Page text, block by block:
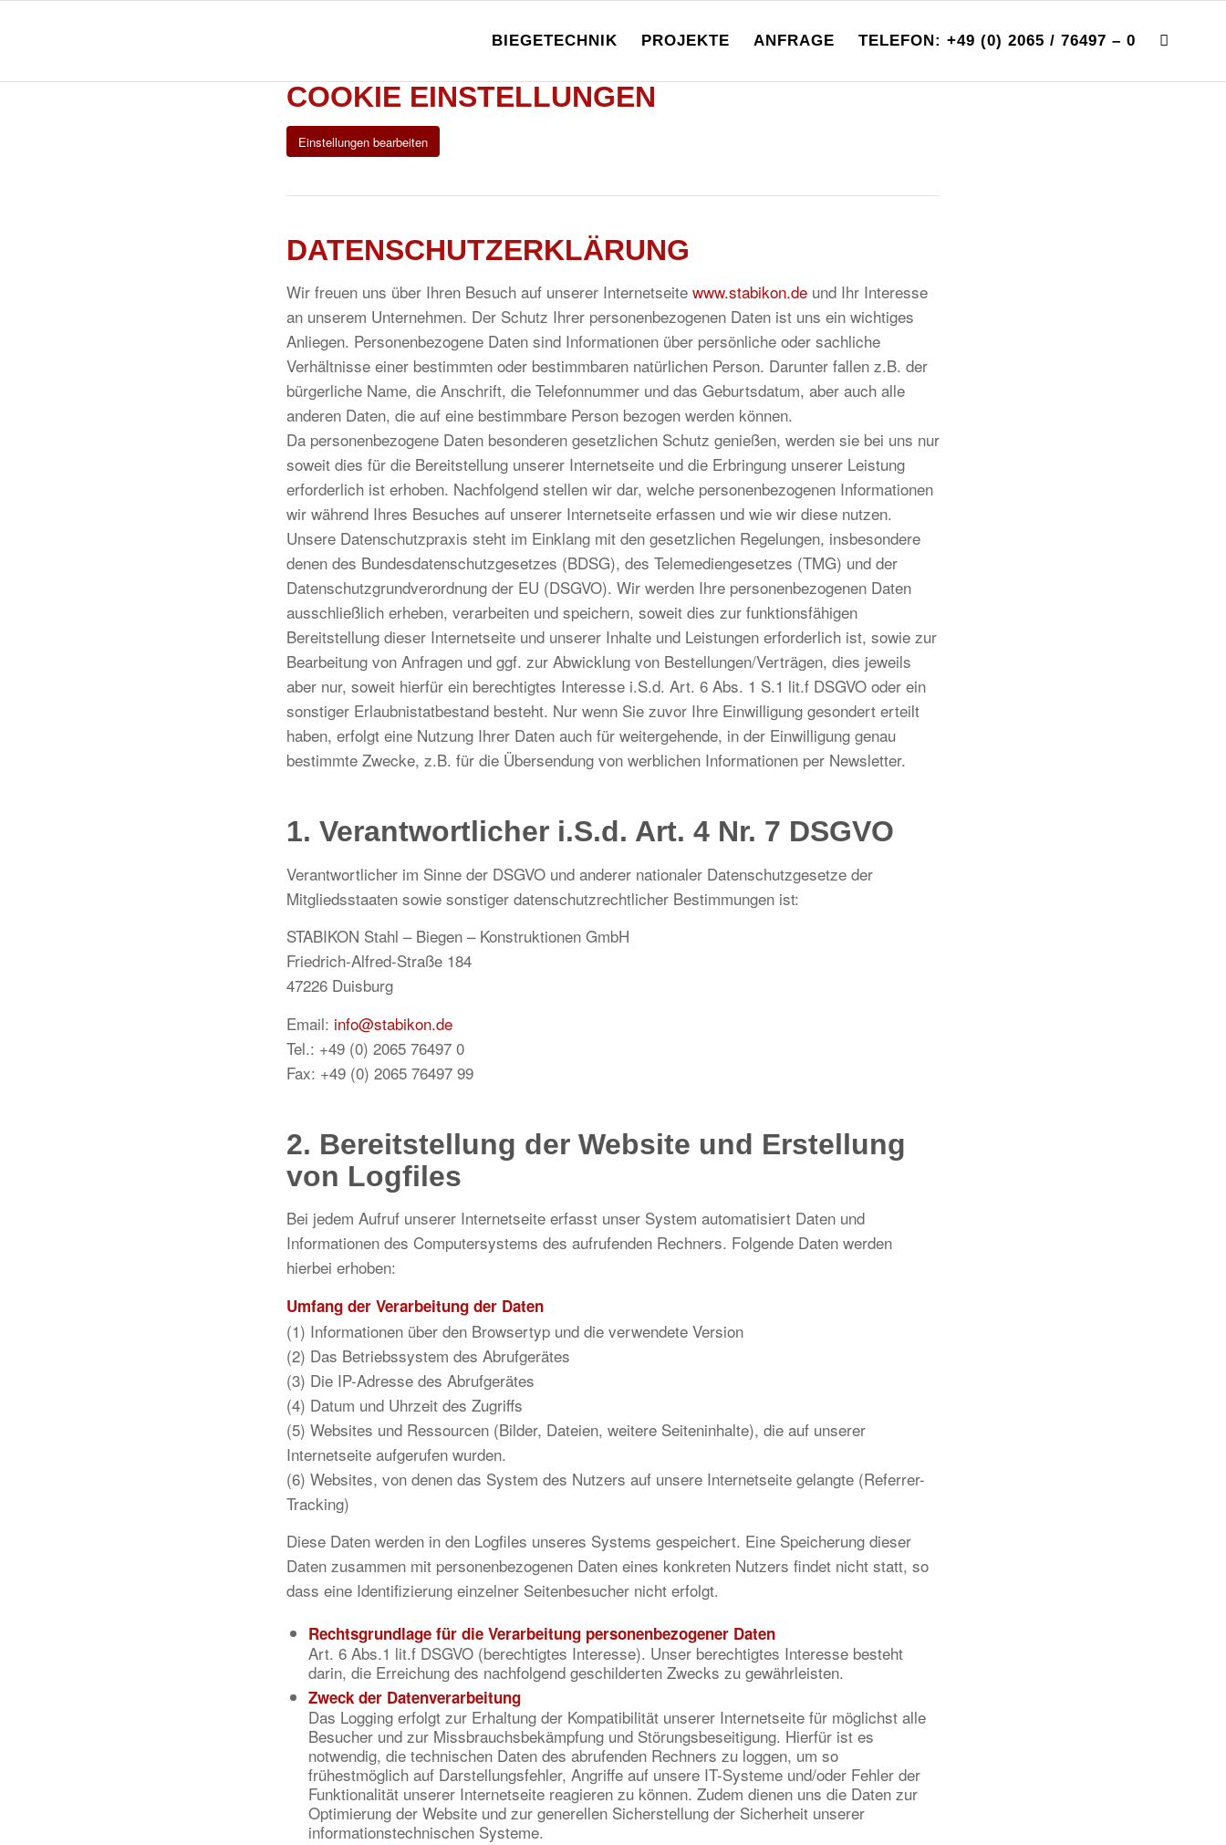
BIEGETECHNIK PROJEKTE ANFRAGE TELEFON: +49 (0) 2065 / 76497 – 0
COOKIE EINSTELLUNGEN
Einstellungen bearbeiten
DATENSCHUTZERKLÄRUNG
Wir freuen uns über Ihren Besuch auf unserer Internetseite www.stabikon.deund Ihr Interesse
an unserem Unternehmen. Der Schutz Ihrer personenbezogenen Daten ist uns ein wichtiges
Anliegen. Personenbezogene Daten sind Informationen über persönliche oder sachliche
Verhältnisse einer bestimmten oder bestimmbaren natürlichen Person. Darunter fallen z.B. der
bürgerliche Name, die Anschrift, die Telefonnummer und das Geburtsdatum, aber auch alle
anderen Daten, die auf eine bestimmbare Person bezogen werden können.
Da personenbezogene Daten besonderen gesetzlichen Schutz genießen, werden sie bei uns nur
soweit dies für die Bereitstellung unserer Internetseite und die Erbringung unserer Leistung
erforderlich ist erhoben. Nachfolgend stellen wir dar, welche personenbezogenen Informationen
wir während Ihres Besuches auf unserer Internetseite erfassen und wie wir diese nutzen.
Unsere Datenschutzpraxis steht im Einklang mit den gesetzlichen Regelungen, insbesondere
denen des Bundesdatenschutzgesetzes (BDSG), des Telemediengesetzes (TMG) und der
Datenschutzgrundverordnung der EU (DSGVO). Wir werden Ihre personenbezogenen Daten
ausschließlich erheben, verarbeiten und speichern, soweit dies zur funktionsfähigen
Bereitstellung dieser Internetseite und unserer Inhalte und Leistungen erforderlich ist, sowie zur
Bearbeitung von Anfragen und ggf. zur Abwicklung von Bestellungen/Verträgen, dies jeweils
aber nur, soweit hierfür ein berechtigtes Interesse i.S.d. Art. 6 Abs. 1 S.1 lit.f DSGVO oder ein
sonstiger Erlaubnistatbestand besteht. Nur wenn Sie zuvor Ihre Einwilligung gesondert erteilt
haben, erfolgt eine Nutzung Ihrer Daten auch für weitergehende, in der Einwilligung genau
bestimmte Zwecke, z.B. für die Übersendung von werblichen Informationen per Newsletter.
1. Verantwortlicher i.S.d. Art. 4 Nr. 7 DSGVO
Verantwortlicher im Sinne der DSGVO und anderer nationaler Datenschutzgesetze der
Mitgliedsstaaten sowie sonstiger datenschutzrechtlicher Bestimmungen ist:
STABIKON Stahl – Biegen – Konstruktionen GmbH
Friedrich-Alfred-Straße 184
47226 Duisburg
Email: info@stabikon.de
Tel.: +49 (0) 2065 76497 0
Fax: +49 (0) 2065 76497 99
2. Bereitstellung der Website und Erstellung
von Logfiles
Bei jedem Aufruf unserer Internetseite erfasst unser System automatisiert Daten und
Informationen des Computersystems des aufrufenden Rechners. Folgende Daten werden
hierbei erhoben:
Umfang der Verarbeitung der Daten
(1) Informationen über den Browsertyp und die verwendete Version
(2) Das Betriebssystem des Abrufgerätes
(3) Die IP-Adresse des Abrufgerätes
(4) Datum und Uhrzeit des Zugriffs
(5) Websites und Ressourcen (Bilder, Dateien, weitere Seiteninhalte), die auf unserer
Internetseite aufgerufen wurden.
(6) Websites, von denen das System des Nutzers auf unsere Internetseite gelangte (Referrer-
Tracking)
Diese Daten werden in den Logfiles unseres Systems gespeichert. Eine Speicherung dieser
Daten zusammen mit personenbezogenen Daten eines konkreten Nutzers findet nicht statt, so
dass eine Identifizierung einzelner Seitenbesucher nicht erfolgt.
Rechtsgrundlage für die Verarbeitung personenbezogener Daten
Art. 6 Abs.1 lit.f DSGVO (berechtigtes Interesse). Unser berechtigtes Interesse besteht
darin, die Erreichung des nachfolgend geschilderten Zwecks zu gewährleisten.
Zweck der Datenverarbeitung
Das Logging erfolgt zur Erhaltung der Kompatibilität unserer Internetseite für möglichst alle
Besucher und zur Missbrauchsbekämpfung und Störungsbeseitigung. Hierfür ist es
notwendig, die technischen Daten des abrufenden Rechners zu loggen, um so
frühestmöglich auf Darstellungsfehler, Angriffe auf unsere IT-Systeme und/oder Fehler der
Funktionalität unserer Internetseite reagieren zu können. Zudem dienen uns die Daten zur
Optimierung der Website und zur generellen Sicherstellung der Sicherheit unserer
informationstechnischen Systeme.